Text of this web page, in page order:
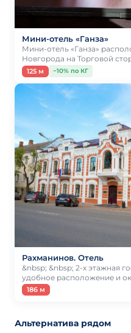
Мини-отель «Ганза»
Мини-отель «Ганза»
Новгорода на Торговой
125 м −10% по КГ
Рахманинов. Отель
&nbsp; &nbsp; 2-х этажная
удобное расположение и
186 м
Альтернатива рядом